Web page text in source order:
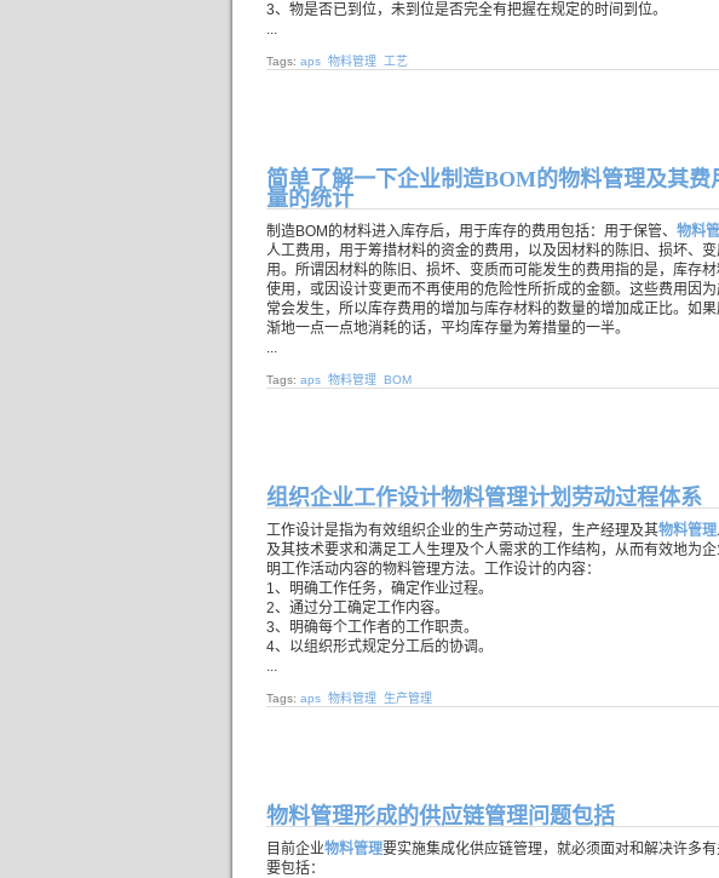
3、物是否已到位，未到位是否完全有把握在规定的时间到位。
...
Tags: aps 物料管理
工艺
简单了解一下企业制造BOM的物料管理及其费
量的统计
制造BOM的材料进入库存后，用于库存的费用包括：用于保管、 物料
人工费用，用于筹措材料的资金的费用，以及因材料的陈旧、损坏、
用。所谓因材料的陈旧、损坏、变质而可能发生的费用指的是，库存
使用，或因设计变更而不再使用的危险性所折成的金额。这些费用因
常会发生，所以库存费用的增加与库存材料的数量的增加成正比。如
渐地一点一点地消耗的话，平均库存量为筹措量的一半。
...
Tags: aps 物料管理 BOM
组织企业工作设计物料管理计划劳动过程体系
工作设计是指为有效组织企业的生产劳动过程，生产经理及其物料管理
及其技术要求和满足工人生理及个人需求的工作结构，从而有效地为
明工作活动内容的物料管理方法。工作设计的内容：
1、明确工作任务，确定作业过程。
2、通过分工确定工作内容。
3、明确每个工作者的工作职责。
4、以组织形式规定分工后的协调。
...
Tags: aps 物料管理
生产管理
物料管理形成的供应链管理问题包括
目前企业物料管理要实施集成化供应链管理，就必须面对和解决许多
要包括：